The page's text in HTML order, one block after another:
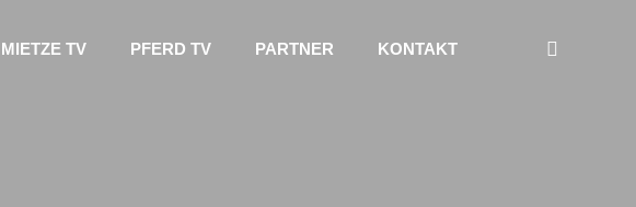
MIETZE TV PFERD TV PARTNER KONTAKT